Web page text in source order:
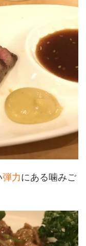
弾力にある噛みご